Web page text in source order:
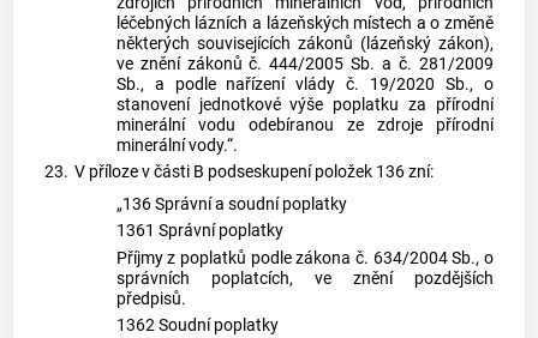
léčebných lázních a lázeňských místech a o změně
některých souvisejících zákonů (lázeňský zákon),
ve znění zákonů č. 444/2005 Sb. a č. 281/2009
Sb., a podle nařízení vlády č. 19/2020 Sb., o
stanovení jednotkové výše poplatku za přírodní
minerální vodu odebíranou ze zdroje přírodní
minerální vody.“.
23. V příloze v části B podseskupení položek 136 zní:
„136 Správní a soudní poplatky
1361 Správní poplatky
Příjmy z poplatků podle zákona č. 634/2004 Sb., o
správních poplatcích, ve znění pozdějších
předpisů.
1362 Soudní poplatky